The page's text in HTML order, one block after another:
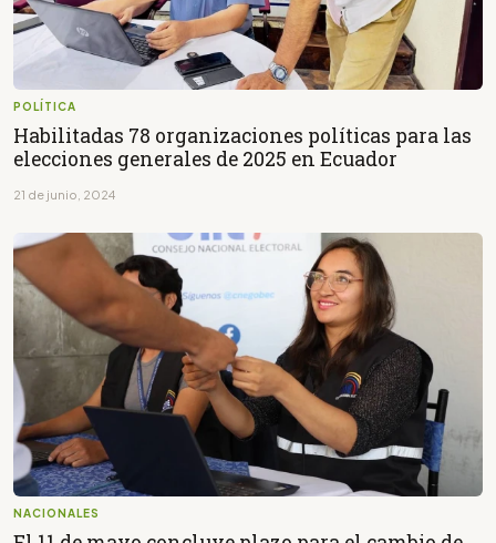
POLÍTICA
Habilitadas 78 organizaciones políticas para las
elecciones generales de 2025 en Ecuador
21 de junio, 2024
NACIONALES